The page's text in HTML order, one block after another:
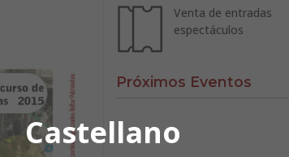
Castellano
Venta de entradas
espectáculos
Próximos Eventos